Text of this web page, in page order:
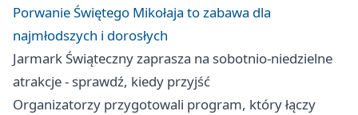
Porwanie Świętego Mikołaja to zabawa dla
najmłodszych i dorosłych
Jarmark Świąteczny zaprasza na sobotnio-niedzielne
atrakcje - sprawdź, kiedy przyjść
Organizatorzy przygotowali program, który łączy